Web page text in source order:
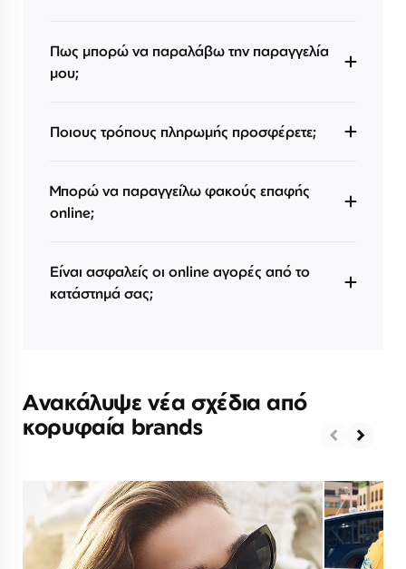
Πως μπορώ να παραλάβω την παραγγελία
μου;
Ποιους τρόπους πληρωμής προσφέρετε;
Μπορώ να παραγγείλω φακούς επαφής
online;
Είναι ασφαλείς οι online αγορές από το
κατάστημά σας;
Ανακάλυψε νέα σχέδια από
κορυφαία brands